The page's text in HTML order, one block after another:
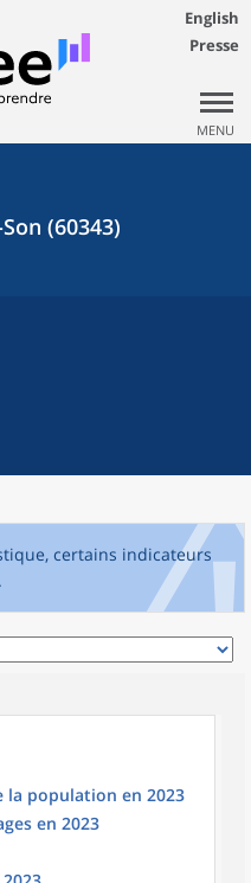
English
Presse
MENU
(60343)
certains indicateurs
population en 2023
en 2023